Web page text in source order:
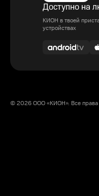
Доступно на
КИОН в твоей
устройствах
© 2026 ООО «КИОН». Все